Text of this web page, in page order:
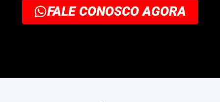
FALE CONOSCO AGORA